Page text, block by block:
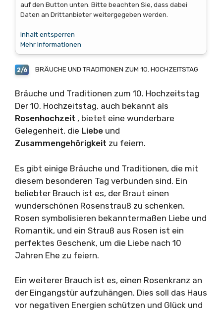
auf den Button unten. Bitte beachten Sie, dass dabei
Daten an Drittanbieter weitergegeben werden.
Inhalt entsperren
Mehr Informationen
2/6 BRÄUCHE UND TRADITIONEN ZUM 10. HOCHZEITSTAG
Bräuche und Traditionen zum 10. Hochzeitstag
Der 10. Hochzeitstag, auch bekannt als
Rosenhochzeit , bietet eine wunderbare
Gelegenheit, die Liebe und
Zusammengehörigkeit zu feiern.
Es gibt einige Bräuche und Traditionen, die mit
diesem besonderen Tag verbunden sind. Ein
beliebter Brauch ist es, der Braut einen
wunderschönen Rosenstrauß zu schenken.
Rosen symbolisieren bekanntermaßen Liebe und
Romantik, und ein Strauß aus Rosen ist ein
perfektes Geschenk, um die Liebe nach 10
Jahren Ehe zu feiern.
Ein weiterer Brauch ist es, einen Rosenkranz an
der Eingangstür aufzuhängen. Dies soll das Haus
vor negativen Energien schützen und Glück und